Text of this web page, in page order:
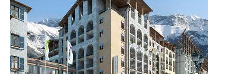
Touristiknews
und